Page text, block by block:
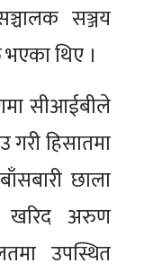
सञ्जय
थिए ।
सीआईबीले
गरी हिसातमा
छाला
खरिद अरुण
उपस्थित